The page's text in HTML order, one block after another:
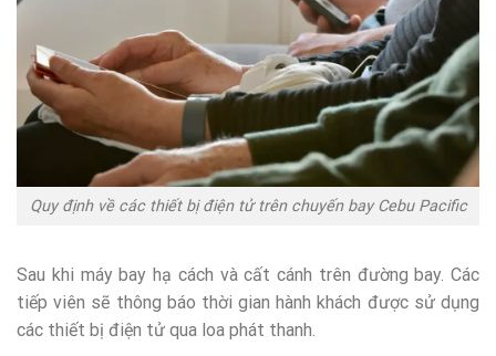
Quy định về các thiết bị điện tử trên chuyến bay Cebu Pacific
Sau khi máy bay hạ cách và cất cánh trên đường bay. Các
tiếp viên sẽ thông báo thời gian hành khách được sử dụng
các thiết bị điện tử qua loa phát thanh.